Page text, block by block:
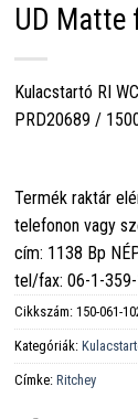
UD Matte
Kulacstartó RI
PRD20689 /
Termék raktár
telefonon vagy
cím: 1138 Bp
tel/fax: 06-1-
Cikkszám:150-061-
Kategóriák:
Címke:Ritchey